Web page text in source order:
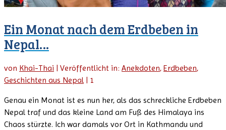
Ein Monat nach dem Erdbeben in
Nepal…
von Khai-Thai Veröffentlicht in: Anekdoten, Erdbeben,
Geschichten aus Nepal
1
Genau ein Monat ist es nun her, als das schreckliche Erdbeben
Nepal traf und das kleine Land am Fuß des Himalaya ins
Chaos stürzte. Ich war damals vor Ort in Kathmandu und